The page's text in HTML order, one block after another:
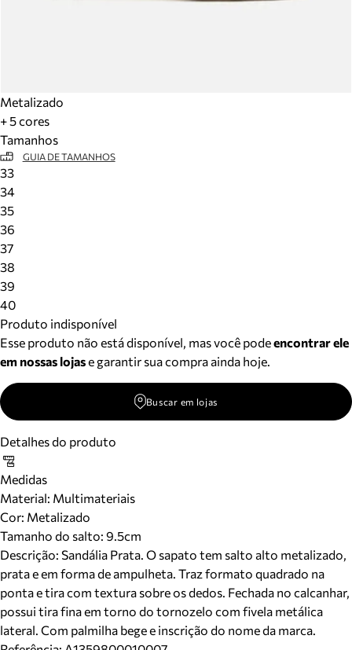
Metalizado
+ 5 cores
Tamanhos
GUIA DE TAMANHOS
33
34
35
36
37
38
39
40
Produto indisponível
Esse produto não está disponível, mas você podeencontrar ele
em nossas lojase garantir sua compra ainda hoje.
Buscar em lojas
Detalhes do produto
Medidas
Material: Multimateriais
Cor: Metalizado
Tamanho do salto: 9.5cm
Descrição: Sandália Prata. O sapato tem salto alto metalizado,
prata e em forma de ampulheta. Traz formato quadrado na
ponta e tira com textura sobre os dedos. Fechada no calcanhar,
possui tira fina em torno do tornozelo com fivela metálica
lateral. Com palmilha bege e inscrição do nome da marca.